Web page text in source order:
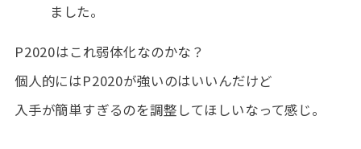
ました。
P2020はこれ弱体化なのかな？
個人的にはP2020が強いのはいいんだけど
入手が簡単すぎるのを調整してほしいなって感じ。